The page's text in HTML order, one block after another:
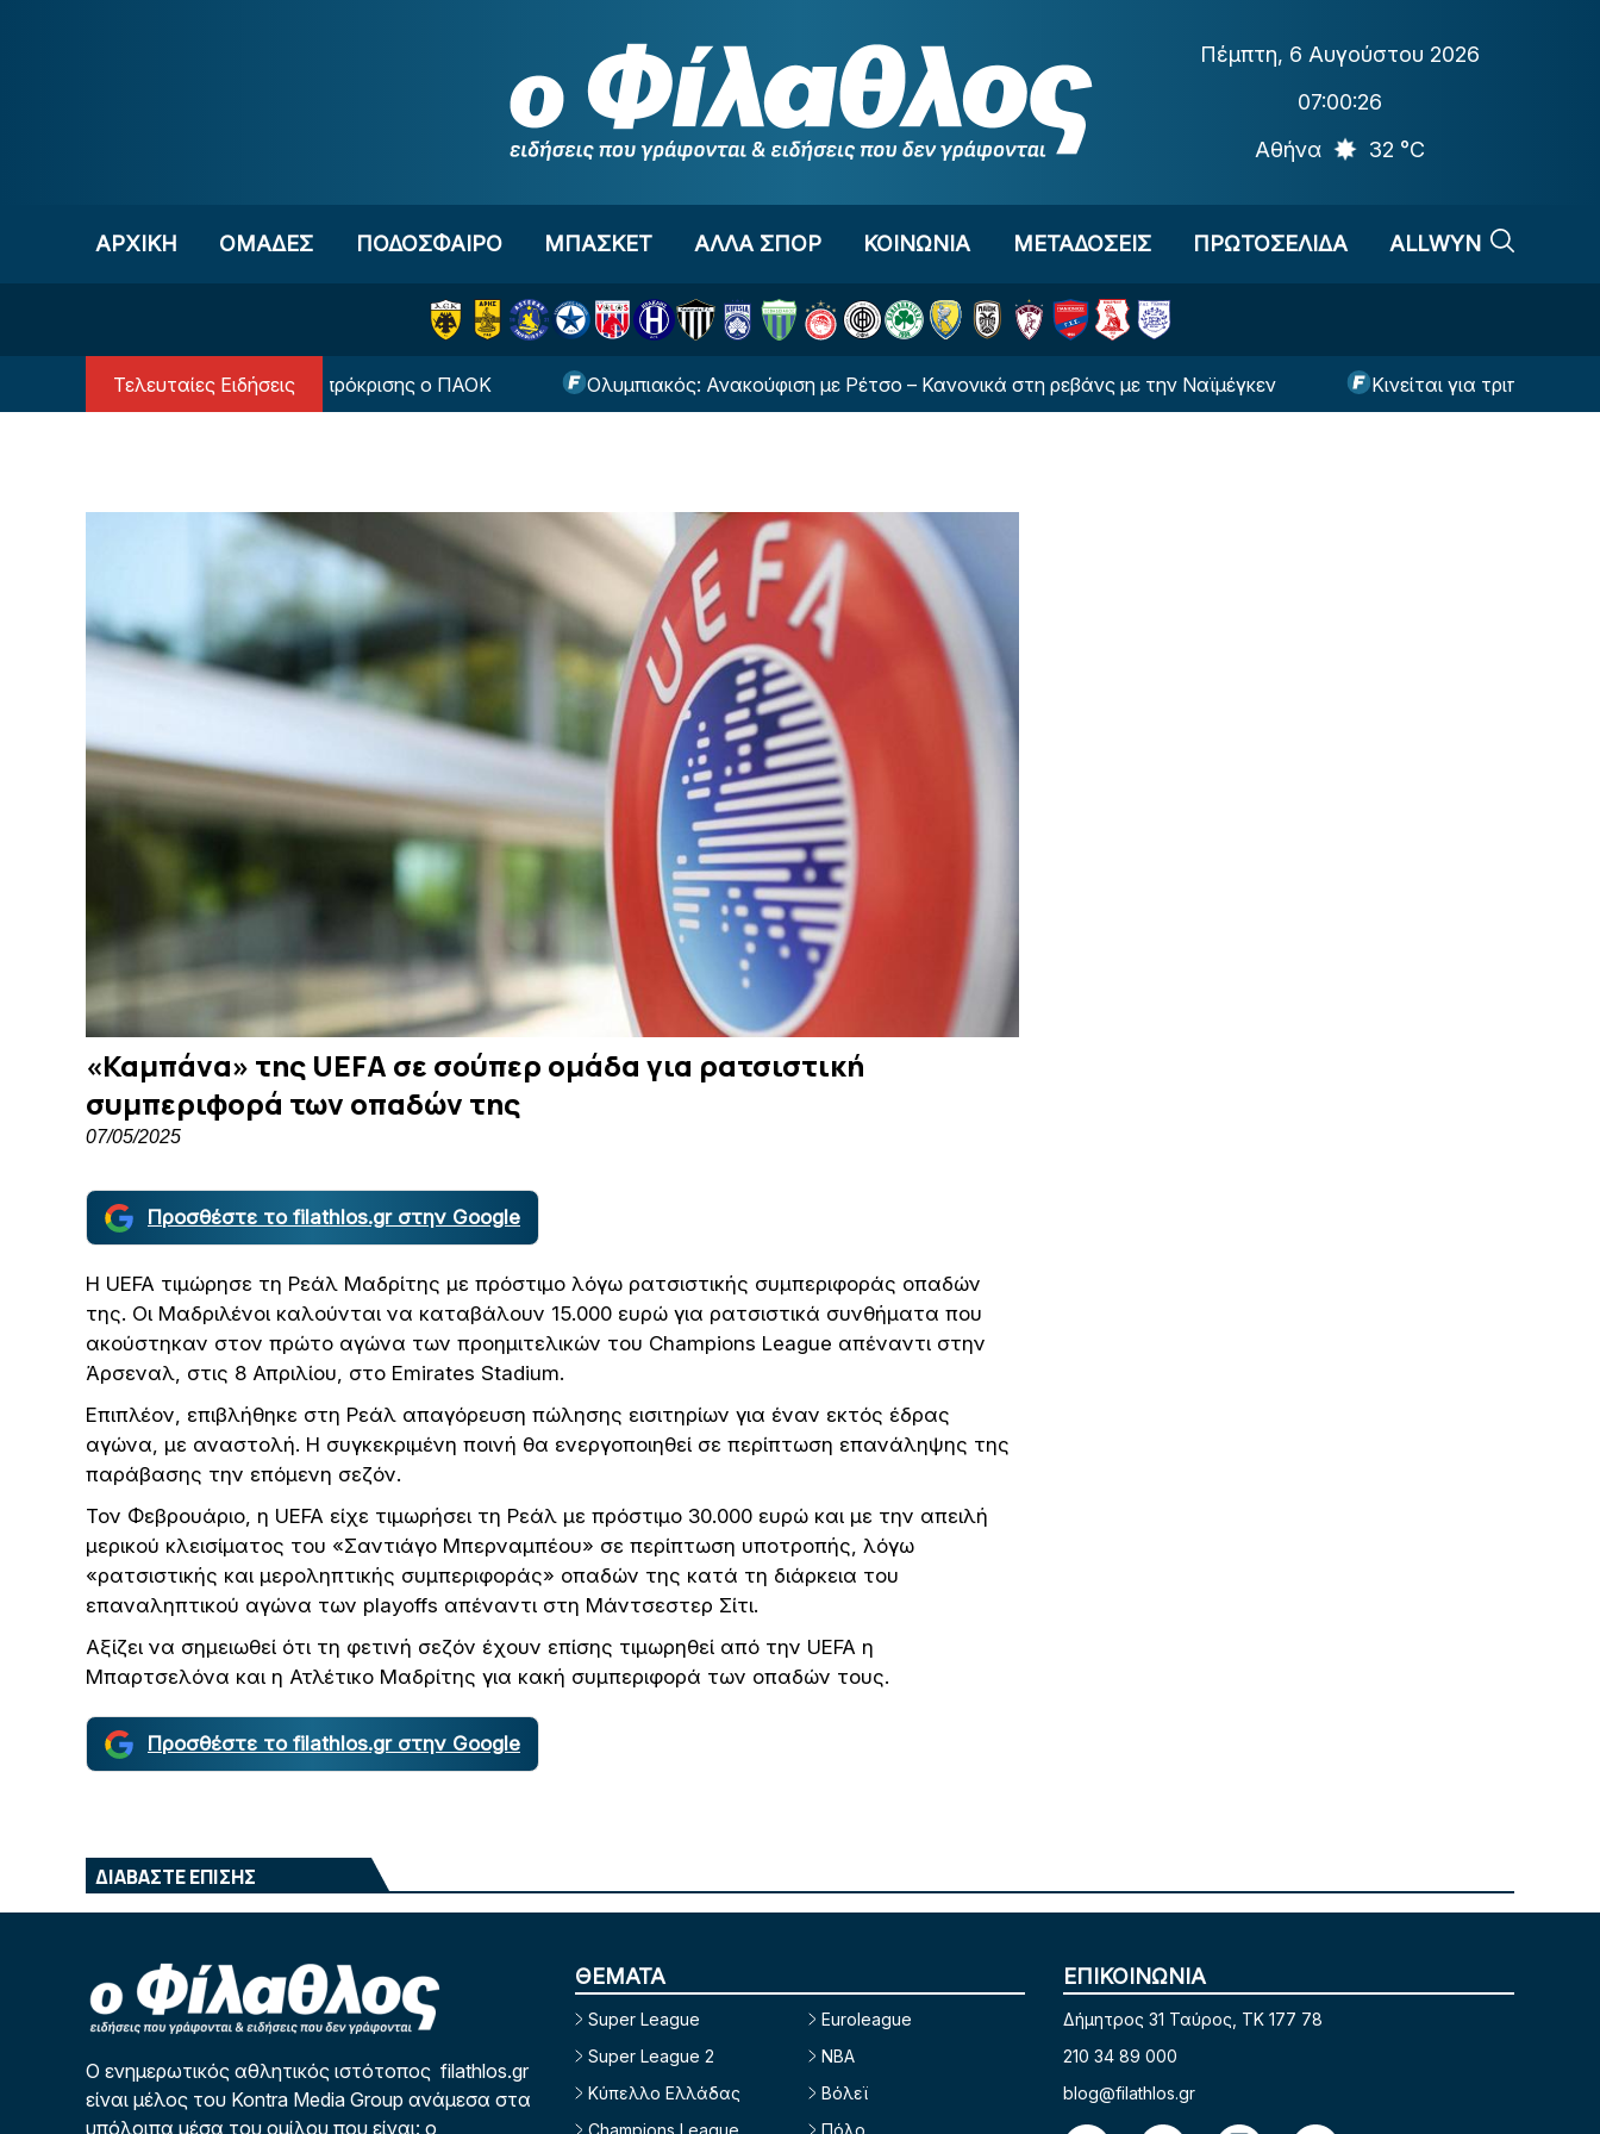
Πέμπτη, 6 Αυγούστου 2026
07:00:27
Αθήνα
32 °C
ΑΡΧΙΚΗ OΜΑΔΕΣ ΠΟΔΟΣΦΑΙΡΟ ΜΠΑΣΚΕΤ ΑΛΛΑ ΣΠΟΡ ΚΟΙΝΩΝΙΑ ΜΕΤΑΔΟΣΕΙΣ ΠΡΩΤΟΣΕΛΙΔΑ ALLWYN
Τελευταίες Ειδήσεις
να... στρώσει δρόμο πρόκρισης ο ΠΑΟΚ Ολυμπιακός: Ανακούφιση με Ρέτσο – Κανονικά στη ρεβάνς με την Ναϊμέγκεν Κινείται για τριπλό
«Καμπάνα» της UEFA σε σούπερ ομάδα για ρατσιστική
συμπεριφορά των οπαδών της
07/05/2025
Προσθέστε το filathlos.gr στην Google
Η UEFA τιμώρησε τη Ρεάλ Μαδρίτης με πρόστιμο λόγω ρατσιστικής συμπεριφοράς οπαδών
της. Οι Μαδριλένοι καλούνται να καταβάλουν 15.000 ευρώ για ρατσιστικά συνθήματα που
ακούστηκαν στον πρώτο αγώνα των προημιτελικών του Champions League απέναντι στην
Άρσεναλ, στις 8 Απριλίου, στο Emirates Stadium.
Επιπλέον, επιβλήθηκε στη Ρεάλ απαγόρευση πώλησης εισιτηρίων για έναν εκτός έδρας
αγώνα, με αναστολή. Η συγκεκριμένη ποινή θα ενεργοποιηθεί σε περίπτωση επανάληψης της
παράβασης την επόμενη σεζόν.
Τον Φεβρουάριο, η UEFA είχε τιμωρήσει τη Ρεάλ με πρόστιμο 30.000 ευρώ και με την απειλή
μερικού κλεισίματος του «Σαντιάγο Μπερναμπέου» σε περίπτωση υποτροπής, λόγω
«ρατσιστικής και μεροληπτικής συμπεριφοράς» οπαδών της κατά τη διάρκεια του
επαναληπτικού αγώνα των playoffs απέναντι στη Μάντσεστερ Σίτι.
Αξίζει να σημειωθεί ότι τη φετινή σεζόν έχουν επίσης τιμωρηθεί από την UEFA η
Μπαρτσελόνα και η Ατλέτικο Μαδρίτης για κακή συμπεριφορά των οπαδών τους.
Προσθέστε το filathlos.gr στην Google
ΔΙΑΒΑΣΤΕ ΕΠΙΣΗΣ
Ο ενημερωτικός αθλητικός ιστότοπος filathlos.gr
είναι μέλος του Kontra Media Group ανάμεσα στα
υπόλοιπα μέσα του ομίλου που είναι: ο
ΘΕΜΑΤΑ
Super League
Super League 2
Κύπελλο Ελλάδας
Champions League
Euroleague
NBA
Βόλεϊ
Πόλο
ΕΠΙΚΟΙΝΩΝΙΑ
Δήμητρος 31 Ταύρος, TK 177 78
210 34 89 000
blog@filathlos.gr